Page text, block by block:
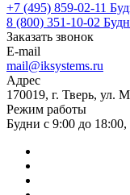
+7 (495) 859-02-11
8 (800) 351-10-02
Заказать звонок
E-mail
mail@iksystems.ru
Адрес
170019, г. Тверь, ул.
Режим работы
Будни с 9:00 до 18:00,